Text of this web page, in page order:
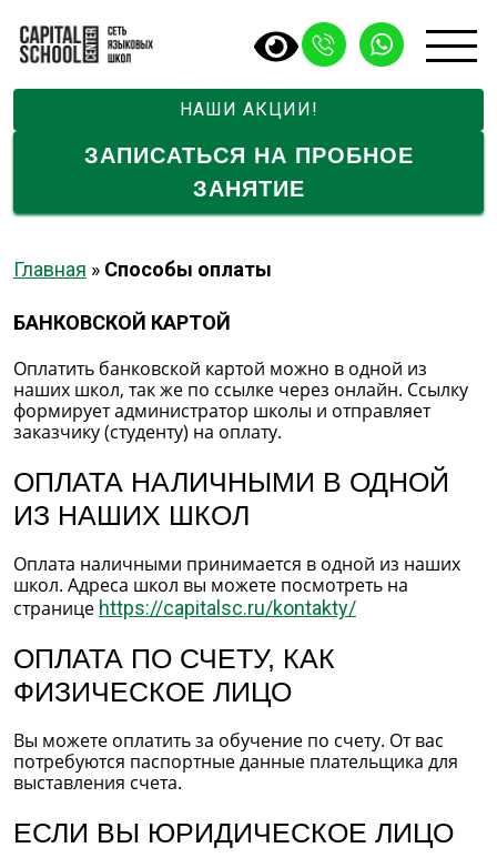
НАШИ АКЦИИ!
ЗАПИСАТЬСЯ НА ПРОБНОЕ
ЗАНЯТИЕ
Главная » Способы оплаты
БАНКОВСКОЙ КАРТОЙ
Оплатить банковской картой можно в одной из
наших школ, так же по ссылке через онлайн. Ссылку
формирует администратор школы и отправляет
заказчику (студенту) на оплату.
ОПЛАТА НАЛИЧНЫМИ В ОДНОЙ
ИЗ НАШИХ ШКОЛ
Оплата наличными принимается в одной из наших
школ. Адреса школ вы можете посмотреть на
странице https://capitalsc.ru/kontakty/
ОПЛАТА ПО СЧЕТУ, КАК
ФИЗИЧЕСКОЕ ЛИЦО
Вы можете оплатить за обучение по счету. От вас
потребуются паспортные данные плательщика для
выставления счета.
ЕСЛИ ВЫ ЮРИДИЧЕСКОЕ ЛИЦО